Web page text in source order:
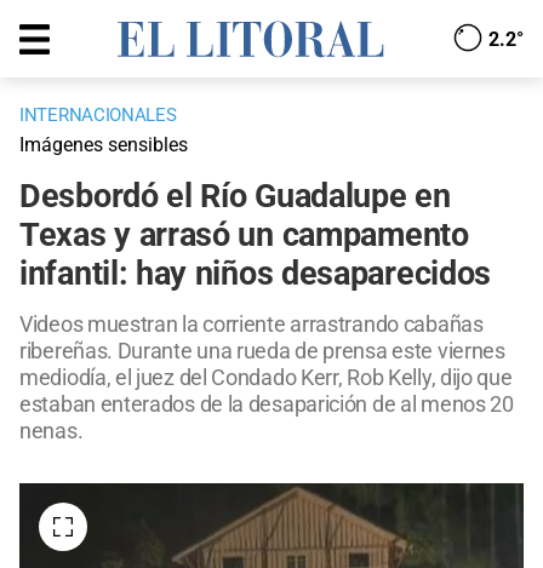
2.2°
INTERNACIONALES
Imágenes sensibles
Desbordó el Río Guadalupe en
Texas y arrasó un campamento
infantil: hay niños desaparecidos
Videos muestran la corriente arrastrando cabañas
ribereñas. Durante una rueda de prensa este viernes
mediodía, el juez del Condado Kerr, Rob Kelly, dijo que
estaban enterados de la desaparición de al menos 20
nenas.